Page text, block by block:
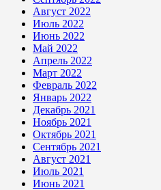
Август 2022
Июль 2022
Июнь 2022
Май 2022
Апрель 2022
Март 2022
Февраль 2022
Январь 2022
Декабрь 2021
Ноябрь 2021
Октябрь 2021
Сентябрь 2021
Август 2021
Июль 2021
Июнь 2021